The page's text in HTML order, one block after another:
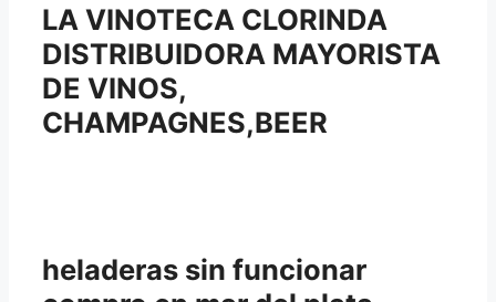
LA VINOTECA CLORINDA
DISTRIBUIDORA MAYORISTA
DE VINOS,
CHAMPAGNES,BEER
heladeras sin funcionar